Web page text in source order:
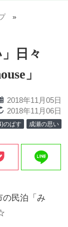
»
日々
」
2018年11月05日
2018年11月06日
のばす 成瀬の思い
line
の民泊「み